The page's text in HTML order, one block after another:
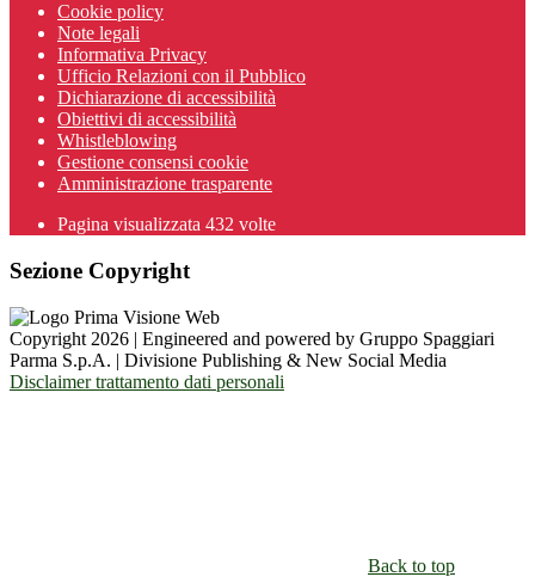
Cookie policy
Note legali
Informativa Privacy
Ufficio Relazioni con il Pubblico
Dichiarazione di accessibilità
Obiettivi di accessibilità
Whistleblowing
Gestione consensi cookie
Amministrazione trasparente
Pagina visualizzata 432 volte
Sezione Copyright
Copyright 2026 | Engineered and powered by Gruppo Spaggiari
Parma S.p.A. | Divisione Publishing & New Social Media
Disclaimer trattamento dati personali
Back to top